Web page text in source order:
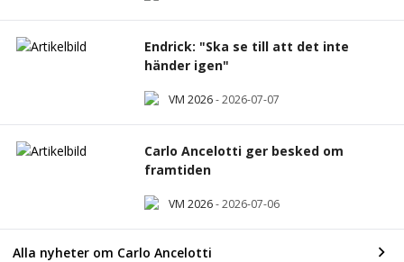
Endrick: "Ska se till att det inte
händer igen"
VM 2026 -2026-07-07
Carlo Ancelotti ger besked om
framtiden
VM 2026 -2026-07-06
Alla nyheter om Carlo Ancelotti